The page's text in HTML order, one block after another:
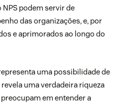
podem servir de
das organizações, e, por
e aprimorados ao longo do
uma possibilidade de
uma verdadeira riqueza
em entender a